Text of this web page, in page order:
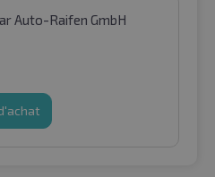
Auto-Raifen GmbH